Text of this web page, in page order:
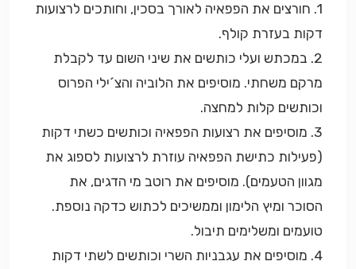
1. חורצים את הפפאיה לאורך בסכין, וחותכים לרצועות
דקות בעזרת קולף.
2. במכתש ועלי כותשים את שיני השום עד לקבלת
מרקם משחתי. מוסיפים את הלוביה והצ´ילי הפרוס
וכותשים קלות למחצה.
3. מוסיפים את רצועות הפפאיה וכותשים כשתי דקות
(פעילות כתישת הפפאיה עוזרת לרצועות לספוג את
מגוון הטעמים). מוסיפים את רוטב מי הדגים, את
הסוכר ומיץ הלימון וממשיכים לכתוש כדקה נוספת.
טועמים ומשלימים תיבול.
4. מוסיפים את עגבניות השרי וכותשים לשתי דקות